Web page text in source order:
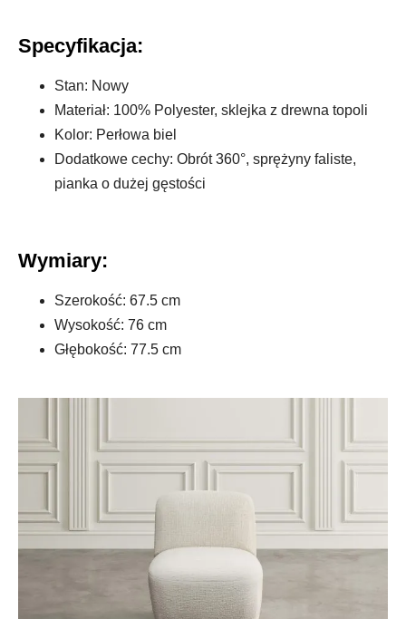
Specyfikacja:
Stan: Nowy
Materiał: 100% Polyester, sklejka z drewna topoli
Kolor: Perłowa biel
Dodatkowe cechy: Obrót 360°, sprężyny faliste,
pianka o dużej gęstości
Wymiary:
Szerokość: 67.5 cm
Wysokość: 76 cm
Głębokość: 77.5 cm